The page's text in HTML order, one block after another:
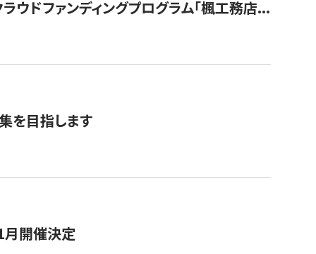
ドファンディングプログラム「楓工務店...
を目指します
月開催決定